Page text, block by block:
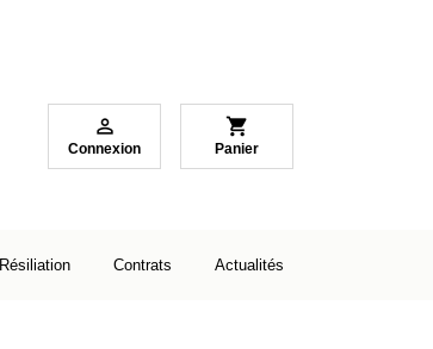

Connexion
shopping_cart
Panier
Résiliation Contrats Actualités